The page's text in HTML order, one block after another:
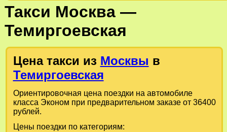
Такси Москва—
Темиргоевская
Цена такси из Москвы в
Темиргоевская
Ориентировочная цена поездки на автомобиле
класса Эконом при предварительном заказе от 36400
рублей.
Цены поездки по категориям: